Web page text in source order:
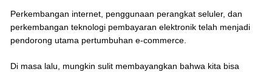
Perkembangan internet, penggunaan perangkat seluler, dan
perkembangan teknologi pembayaran elektronik telah menjadi
pendorong utama pertumbuhan e-commerce.
Di masa lalu, mungkin sulit membayangkan bahwa kita bisa